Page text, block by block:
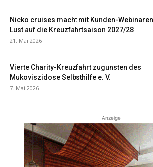
Nicko cruises macht mit Kunden-Webinaren
Lust auf die Kreuzfahrtsaison 2027/28
21. Mai 2026
Vierte Charity-Kreuzfahrt zugunsten des
Mukoviszidose Selbsthilfe e. V.
7. Mai 2026
Anzeige